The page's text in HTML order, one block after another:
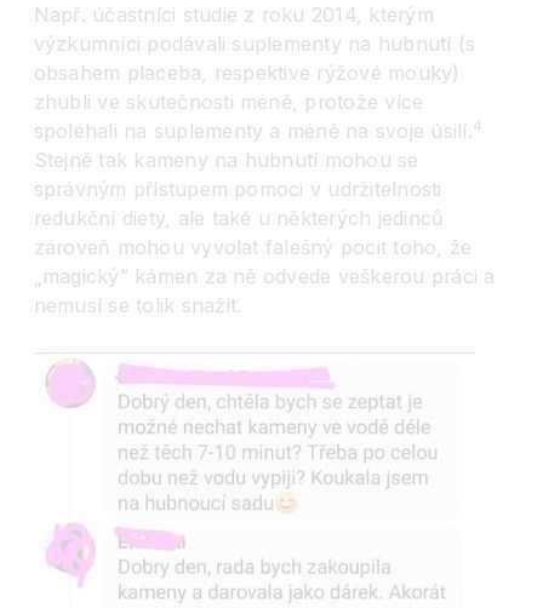
Např. účastníci studie z roku 2014, kterým
výzkumníci podávali suplementy na hubnutí (s
obsahem placeba, respektive rýžové mouky)
zhubli ve skutečnosti méně, protože více
spoléhali na suplementy a méně na svoje úsilí.4
Stejně tak kameny na hubnutí mohou se
správným přístupem pomoci v udržitelnosti
redukční diety, ale také u některých jedinců
zároveň mohou vyvolat falešný pocit toho, že
„magický“ kámen za ně odvede veškerou práci a
nemusí se tolik snažit.